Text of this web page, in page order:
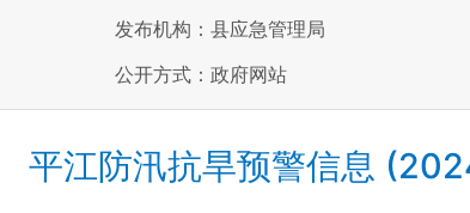
发布机构：县应急管理局
公开方式：政府网站
平江防汛抗旱预警信息